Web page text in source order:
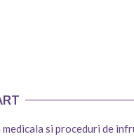
si proceduri de